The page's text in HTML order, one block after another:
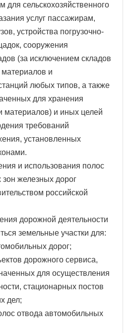
для сельскохозяйственного
услуг пассажирам,
устройства погрузочно-
сооружения
(за исключением складов
и
любых типов, а также
для хранения
материалов) и иных целей
требований
установленных
и использования полос
железных дорог
российской
дорожной деятельности
земельные участки для:
дорог;
дорожного сервиса,
для осуществления
стационарных постов
дел;
отвода автомобильных